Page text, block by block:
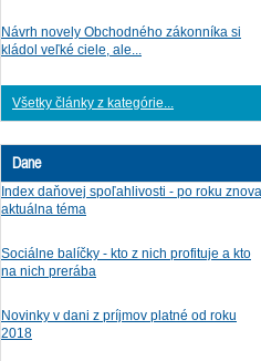
Návrh novely Obchodného zákonníka si
kládol veľké ciele, ale...
Všetky články z kategórie...
Dane
Index daňovej spoľahlivosti - po roku znova
aktuálna téma
Sociálne balíčky - kto z nich profituje a kto
na nich prerába
Novinky v dani z príjmov platné od roku
2018